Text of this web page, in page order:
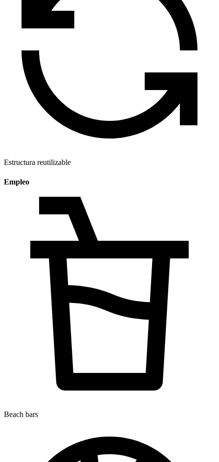
Estructura reutilizable
Empleo
Beach bars